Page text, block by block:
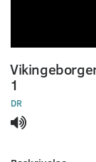
seconds
of
0
seconds
1
DR